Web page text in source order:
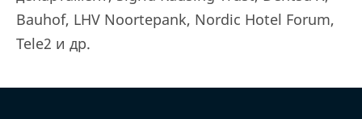
Bauhof, LHV Noortepank, Nordic Hotel Forum,
Tele2 и др.